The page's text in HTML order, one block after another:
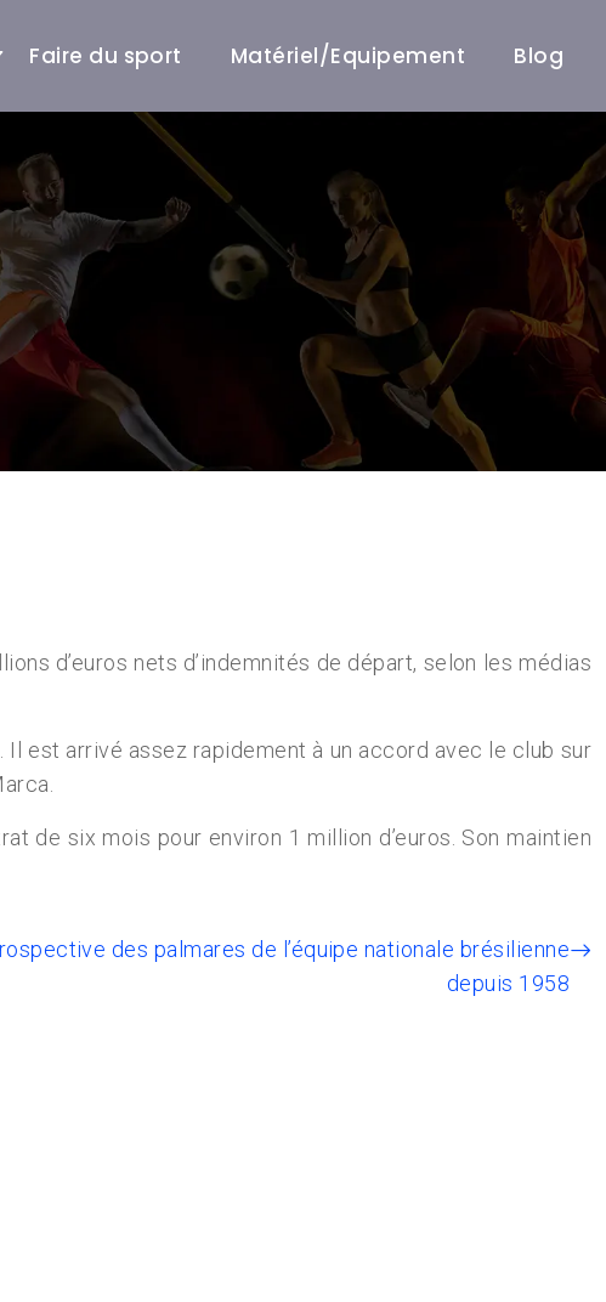
Faire du sport Matériel/Equipement Blog
d’euros nets d’indemnités de départ, selon les médias
Il est arrivé assez rapidement à un accord avec le club sur
de six mois pour environ 1 million d’euros. Son maintien
des palmares de l’équipe nationale brésilienne
depuis 1958